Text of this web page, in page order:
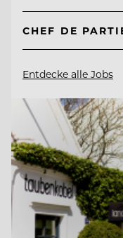
CHEF DE
Entdecke alle Jobs